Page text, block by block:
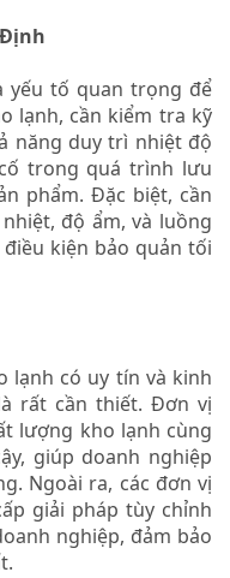
yếu tố quan trọng để
lạnh, cần kiểm tra kỹ
năng duy trì nhiệt độ
trong quá trình lưu
phẩm. Đặc biệt, cần
độ ẩm, và luồng
kiện bảo quản tối
lạnh có uy tín và kinh
rất cần thiết. Đơn vị
lượng kho lạnh cùng
giúp doanh nghiệp
Ngoài ra, các đơn vị
giải pháp tùy chỉnh
nghiệp, đảm bảo